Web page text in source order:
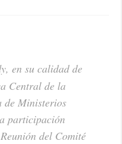
en su calidad de
Central de la
de Ministerios
participación
del Comité